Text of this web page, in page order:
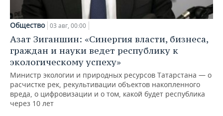
Общество 03 авг, 00:00
Азат Зиганшин: «Синергия власти, бизнеса,
граждан и науки ведет республику к
экологическому успеху»
Министр экологии и природных ресурсов Татарстана — о
расчистке рек, рекультивации объектов накопленного
вреда, о цифровизации и о том, какой будет республика
через 10 лет